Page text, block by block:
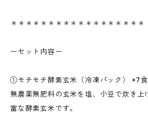
＊＊＊＊＊＊＊＊＊＊＊＊＊＊＊＊＊＊
ーセット内容ー
①モチモチ酵素玄米（冷凍パック） ×7食
無農薬無肥料の玄米を塩、小豆で炊き上
富な酵素玄米です。